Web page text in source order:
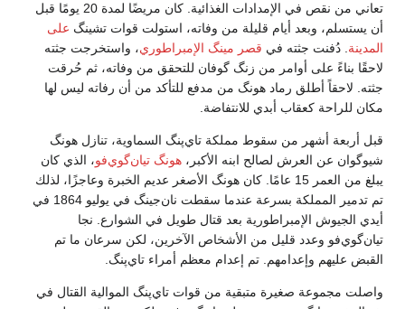
تعاني من نقص في الإمدادات الغذائية. كان مريضًا لمدة 20 يومًا قبل
أن يستسلم، وبعد أيام قليلة من وفاته، استولت قوات تشينگ على
المدينة . دُفنت جثته في قصر مينگ الإمبراطوري، واستخرجت جثته
لاحقًا بناءً على أوامر من زنگ گوفان للتحقق من وفاته، ثم حُرقت
جثته. لاحقاً أطلق رماد هونگ من مدفع للتأكد من أن رفاته ليس لها
مكان للراحة كعقاب أبدي للانتفاضة.
قبل أربعة أشهر من سقوط مملكة تاي‌پنگ السماوية، تنازل هونگ
شيوگوان عن العرش لصالح ابنه الأكبر، هونگ تيان‌گوي‌فو، الذي كان
يبلغ من العمر 15 عامًا. كان هونگ الأصغر عديم الخبرة وعاجزًا، لذلك
تم تدمير المملكة بسرعة عندما سقطت نان‌جينگ في يوليو 1864 في
أيدي الجيوش الإمبراطورية بعد قتال طويل في الشوارع. نجا
تيان‌گوي‌فو وعدد قليل من الأشخاص الآخرين، لكن سرعان ما تم
القبض عليهم وإعدامهم. تم إعدام معظم أمراء تاي‌پنگ.
واصلت مجموعة صغيرة متبقية من قوات تاي‌پنگ الموالية القتال في